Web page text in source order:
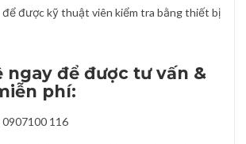
để được kỹ thuật viên kiểm tra bằng thiết bị
ngay để được tư vấn &
phí:
0907100 116